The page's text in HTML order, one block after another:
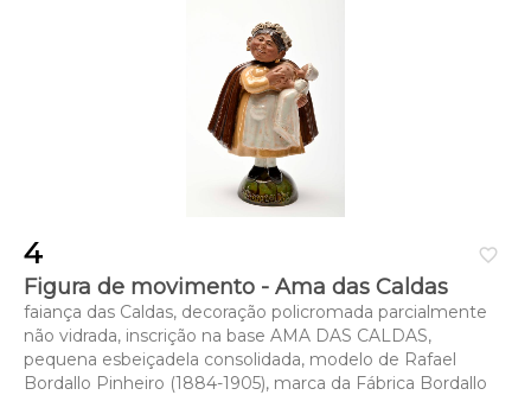
favorite_border
4
Figura de movimento - Ama das Caldas
faiança das Caldas, decoração policromada parcialmente
não vidrada, inscrição na base AMA DAS CALDAS,
pequena esbeiçadela consolidada, modelo de Rafael
Bordallo Pinheiro (1884-1905), marca da Fábrica Bordallo